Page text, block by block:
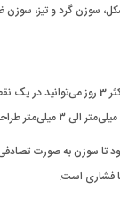
سوزن گرد و تیز،
اگر به دنبال سوزن استاندارد در طب سنتی هستید، این نوع انتخاب
سوزن به صورت تصادفی